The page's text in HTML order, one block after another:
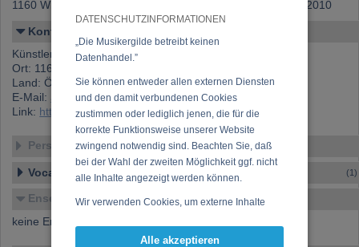
DATENSCHUTZINFORMATIONEN
„Die Musikergilde betreibt keinen
Datenhandel.”
Sie können entweder allen externen Diensten
und den damit verbundenen Cookies
zustimmen oder lediglich jenen, die für die
korrekte Funktionsweise unserer Website
zwingend notwendig sind. Beachten Sie, daß
bei der Wahl der zweiten Möglichkeit ggf. nicht
alle Inhalte angezeigt werden können.
Wir verwenden Cookies, um externe Inhalte
Funktionen für soziale Medien anbieten zu
Alle akzeptieren
1160 Wien, Beitritt: 03.08.2010, letzte Änderung: 06.08.2010
Kontakt
Künstlername: Motamedi, Armin
Ort: 1160 Wien
Land: Österreich
E-Mail:
armin.motamedi@tmo.at
Link: https://www.musikergilde.at/mitglied/3018.htm
Personen-Details
Vocal – Instrumental – Komposition... (1)
Ensembles
keine Ensembles verfügbar